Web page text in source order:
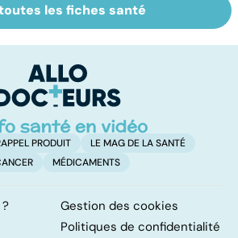
Tout savoir sur
les infections
les fiches santé
PRODUIT
LE MAG DE LA SANTÉ
MÉDICAMENTS
Gestion des cookies
Politiques de confidentialité